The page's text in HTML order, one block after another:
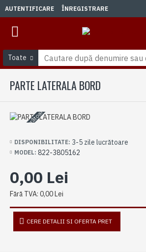
AUTENTIFICARE ÎNREGISTRARE
Toate
PARTE LATERALA BORD
3-5 zile lucrătoare
DISPONIBILITATE: 3-5 zile lucrătoare
MODEL: 822-3805162
0,00 Lei
Fără TVA: 0,00 Lei
CERE DETALII SI OFERTA PRET